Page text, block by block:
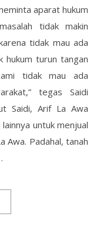
aparat hukum
tidak makin
tidak mau ada
hukum turun tangan
tidak mau ada
tegas Saidi
Saidi, Arif La Awa
untuk menjual
Awa. Padahal, tanah